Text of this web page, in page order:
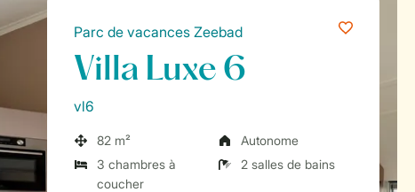
Parc de vacances Zeebad
Villa Luxe 6
vl6
82 m²
Autonome
3 chambres à
coucher
2 salles de bains